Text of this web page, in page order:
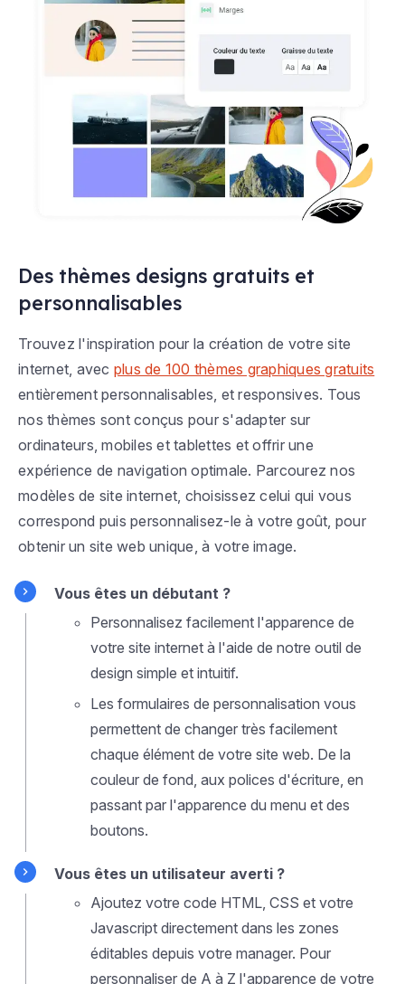
Des thèmes designs gratuits et
personnalisables
Trouvez l'inspiration pour la création de votre site
internet, avec plus de 100 thèmes graphiques gratuits
entièrement personnalisables, et responsives. Tous
nos thèmes sont conçus pour s'adapter sur
ordinateurs, mobiles et tablettes et offrir une
expérience de navigation optimale. Parcourez nos
modèles de site internet, choisissez celui qui vous
correspond puis personnalisez-le à votre goût, pour
obtenir un site web unique, à votre image.
Vous êtes un débutant ?
Personnalisez facilement l'apparence de
votre site internet à l'aide de notre outil de
design simple et intuitif.
Les formulaires de personnalisation vous
permettent de changer très facilement
chaque élément de votre site web. De la
couleur de fond, aux polices d'écriture, en
passant par l'apparence du menu et des
boutons.
Vous êtes un utilisateur averti ?
Ajoutez votre code HTML, CSS et votre
Javascript directement dans les zones
éditables depuis votre manager. Pour
personnaliser de A à Z l'apparence de votre